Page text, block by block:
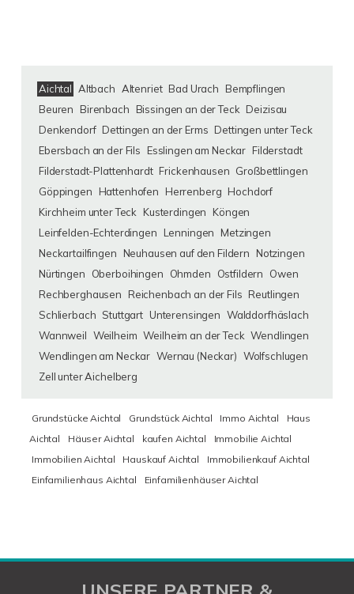
Aichtal Altbach Altenriet Bad Urach
Bempflingen
Beuren
Birenbach Bissingen an der Teck Deizisau
Denkendorf Dettingen an der Erms Dettingen unter Teck
Ebersbach an der Fils
Esslingen am Neckar Filderstadt
Filderstadt-Plattenhardt Frickenhausen Großbettlingen
Göppingen
Hattenhofen Herrenberg Hochdorf
Kirchheim unter Teck
Kusterdingen
Köngen
Leinfelden-Echterdingen
Lenningen
Metzingen
Neckartailfingen
Neuhausen auf den Fildern
Notzingen
Nürtingen
Oberboihingen Ohmden Ostfildern
Owen
Rechberghausen
Reichenbach an der Fils Reutlingen
Schlierbach Stuttgart Unterensingen Walddorfhäslach
Wannweil Weilheim Weilheim an der Teck Wendlingen
Wendlingen am Neckar Wernau (Neckar) Wolfschlugen
Zell unter Aichelberg
Grundstücke Aichtal Grundstück Aichtal Immo Aichtal
Haus
Aichtal
Häuser Aichtal kaufen Aichtal
Immobilie Aichtal
Immobilien Aichtal
Hauskauf Aichtal
Immobilienkauf Aichtal
Einfamilienhaus Aichtal
Einfamilienhäuser Aichtal